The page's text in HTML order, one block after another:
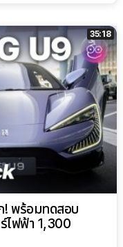
35:18
! พร้อมทดสอบ
ไฟฟ้า 1,300